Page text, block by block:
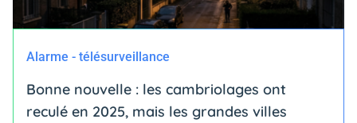
Alarme - télésurveillance
Bonne nouvelle : les cambriolages ont
reculé en 2025, mais les grandes villes